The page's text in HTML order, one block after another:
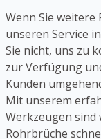
Wenn Sie weitere
unseren Service
Sie nicht, uns zu
zur Verfügung
Kunden
Mit unserem
Werkzeugen sind
Rohrbrüche